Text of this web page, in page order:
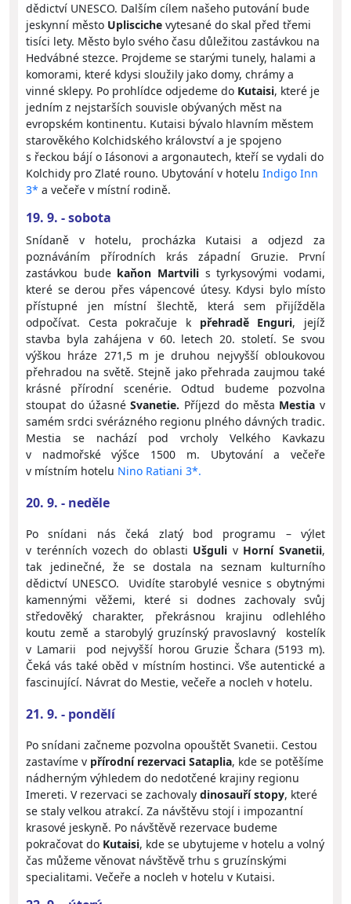
dědictví UNESCO. Dalším cílem našeho putování bude
jeskynní město Uplisciche vytesané do skal před třemi
tisíci lety. Město bylo svého času důležitou zastávkou na
Hedvábné stezce. Projdeme se starými tunely, halami a
komorami, které kdysi sloužily jako domy, chrámy a
vinné sklepy. Po prohlídce odjedeme do Kutaisi, které je
jedním z nejstarších souvisle obývaných měst na
evropském kontinentu. Kutaisi bývalo hlavním městem
starověkého Kolchidského království a je spojeno
s řeckou bájí o Iásonovi a argonautech, kteří se vydali do
Kolchidy pro Zlaté rouno. Ubytování v hotelu Indigo Inn
3* a večeře v místní rodině.
19. 9. - sobota
Snídaně v hotelu, procházka Kutaisi a odjezd za
poznáváním přírodních krás západní Gruzie. První
zastávkou bude kaňon Martvili s tyrkysovými vodami,
které se derou přes vápencové útesy. Kdysi bylo místo
přístupné jen místní šlechtě, která sem přijížděla
odpočívat. Cesta pokračuje k přehradě Enguri, jejíž
stavba byla zahájena v 60. letech 20. století. Se svou
výškou hráze 271,5 m je druhou nejvyšší obloukovou
přehradou na světě. Stejně jako přehrada zaujmou také
krásné přírodní scenérie. Odtud budeme pozvolna
stoupat do úžasnéSvanetie. Příjezd do města Mestia v
samém srdci svérázného regionu plného dávných tradic.
Mestia se nachází pod vrcholy Velkého Kavkazu
v nadmořské výšce 1500 m. Ubytování a večeře
v místním hotelu Nino Ratiani 3*.
20. 9. - neděle
Po snídani nás čeká zlatý bod programu – výlet
v terénních vozech do oblasti Ušguli vHorní Svanetii,
tak jedinečné, že se dostala na seznam kulturního
dědictví UNESCO. Uvidíte starobylé vesnice s obytnými
kamennými věžemi, které si dodnes zachovaly svůj
středověký charakter, překrásnou krajinu odlehlého
koutu země a starobylý gruzínský pravoslavný kostelík
v Lamarii pod nejvyšší horou Gruzie Šchara (5193 m).
Čeká vás také oběd v místním hostinci. Vše autentické a
fascinující. Návrat do Mestie, večeře a nocleh v hotelu.
21. 9. - pondělí
Po snídani začneme pozvolna opouštět Svanetii. Cestou
zastavíme v přírodní rezervaci Sataplia, kde se potěšíme
nádherným výhledem do nedotčené krajiny regionu
Imereti. V rezervaci se zachovaly dinosauří stopy, které
se staly velkou atrakcí. Za návštěvu stojí i impozantní
krasové jeskyně. Po návštěvě rezervace budeme
pokračovat do Kutaisi, kde se ubytujeme v hotelu a volný
čas můžeme věnovat návštěvě trhu s gruzínskými
specialitami. Večeře a nocleh v hotelu v Kutaisi.